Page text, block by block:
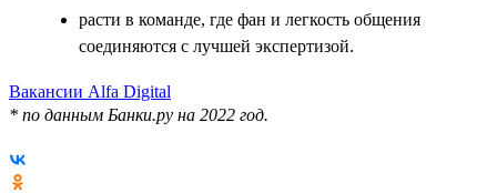
расти в команде, где фан и легкость общения
соединяются с лучшей экспертизой.
Вакансии Alfa Digital
* по данным Банки.ру на 2022 год.